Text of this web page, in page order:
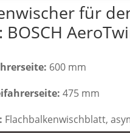
für
600 mm
475 mm
Flachbalkenwischblatt,